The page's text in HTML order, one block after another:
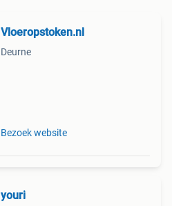
Vloeropstoken.nl
Deurne
Bezoek website
youri